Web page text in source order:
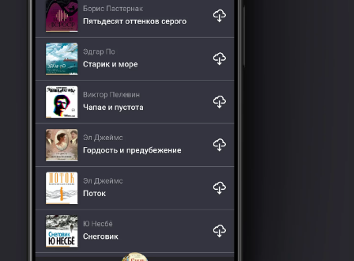
он поехал в Ленинград, где
в ночь на 28 декабря в состоянии
глубокой душевной депрессии
в гостинице «Англетер» покончил
Широко распространенные
версии о других обстоятельствах
смерти поэта специально
не подтвердила.